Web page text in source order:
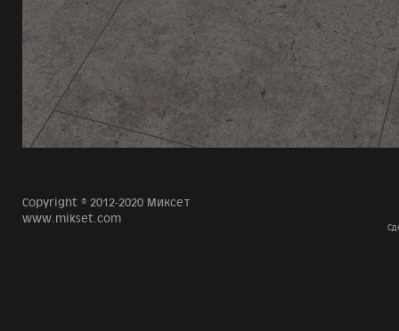
Copyright © 2012-2020 Миксет
www.mikset.com